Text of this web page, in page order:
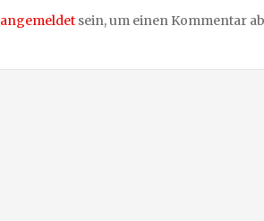
angemeldet sein, um einen Kommentar